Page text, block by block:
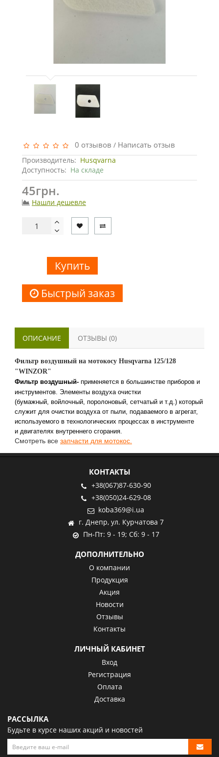
0 отзывов / Написать отзыв
Производитель: Husqvarna
Доступность: На складе
45грн.
Нашли дешевле
Купить
Быстрый заказ
ОПИСАНИЕ ОТЗЫВЫ (0)
Фильтр воздушный на мотокосу Husqvarna 125/128
"WINZOR"
Фильтр воздушный- применяется в большинстве приборов и
инструментов. Элементы воздуха очистки
(бумажный, войлочный, поролоновый, сетчатый и т.д.) который
служит для очистки воздуха от пыли, подаваемого в агрегат,
используемого в технологических процессах в инструменте
и двигателях внутреннего сгорания.
Смотреть все запчасти для мотокос.
КОНТАКТЫ
+38(067)87-630-90
+38(050)24-629-08
koba369@i.ua
г. Днепр, ул. Курчатова 7
Пн-Пт: 9 - 19; Сб: 9 - 17
ДОПОЛНИТЕЛЬНО
О компании
Продукция
Акция
Новости
Отзывы
Контакты
ЛИЧНЫЙ КАБИНЕТ
Вход
Регистрация
Оплата
Доставка
РАССЫЛКА
Будьте в курсе наших акций и новостей